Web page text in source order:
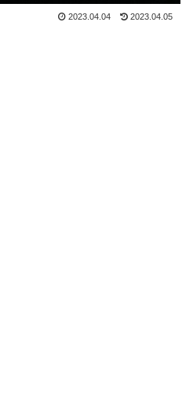
2023.04.04 2023.04.05